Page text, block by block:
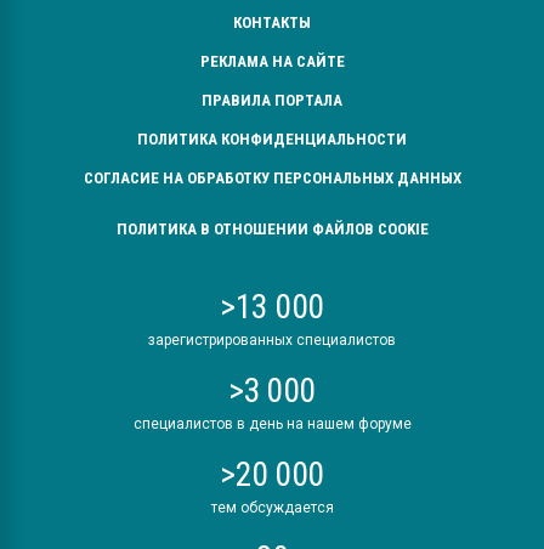
КОНТАКТЫ
РЕКЛАМА НА САЙТЕ
ПРАВИЛА ПОРТАЛА
ПОЛИТИКА КОНФИДЕНЦИАЛЬНОСТИ
СОГЛАСИЕ НА ОБРАБОТКУ ПЕРСОНАЛЬНЫХ ДАННЫХ
ПОЛИТИКА В ОТНОШЕНИИ ФАЙЛОВ COOKIE
>13 000
зарегистрированных специалистов
>3 000
специалистов в день на нашем форуме
>20 000
тем обсуждается